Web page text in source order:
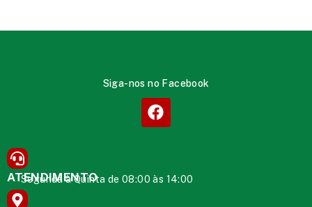
Siga-nos no Facebook
ATENDIMENTO
Segunda à Quinta de 08:00 às 14:00